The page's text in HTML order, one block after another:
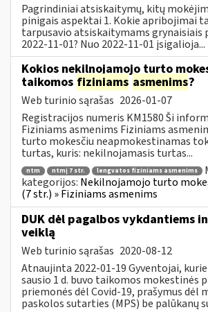
Pagrindiniai atsiskaitymų, kitų
pinigais aspektai 1. Kokie apribojimai
tarpusavio atsiskaitymams grynaisiais
2022-11-01? Nuo 2022-11-01 įsigalioja...
Kokios nekilnojamojo turto
taikomos fiziniams asmenims?
Web turinio sąrašas 2026-01-07
Registracijos numeris KM1580 Ši
Fiziniams asmenims Fiziniams
turto mokesčiu neapmokestinamas
turtas, kuris: nekilnojamasis turtas...
ntm ntmį 7 str. lengvatos fiziniams asmenims
kategorijos: Nekilnojamojo turto
(7 str.) » Fiziniams asmenims
DUK dėl pagalbos vykdantiems
veiklą
Web turinio sąrašas 2020-08-12
Atnaujinta 2022-01-19 Gyventojai,
sausio 1 d. buvo taikomos mokestinės
priemonės dėl Covid-19, prašymus dėl
paskolos sutarties (MPS) be palūkanų